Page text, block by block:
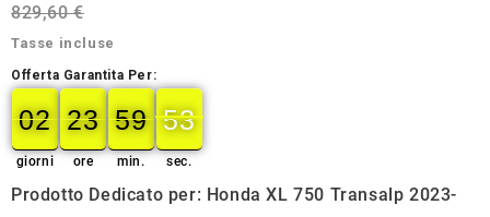
829,60 €
Tasse incluse
Offerta Garantita Per:
02
02
00
giorni
23
23
00
ore
59
59
00
min.
52
52
53
sec.
Prodotto Dedicato per: Honda XL 750 Transalp 2023-